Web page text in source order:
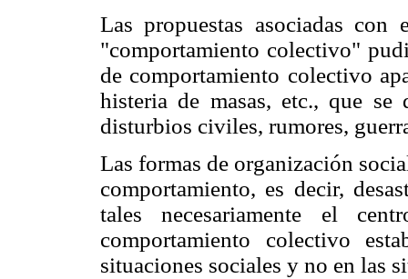
Las propuestas asociadas
"comportamiento colectivo"
de comportamiento colectivo
histeria de masas, etc., que se
disturbios civiles, rumores,
Las formas de organización
comportamiento, es decir,
tales necesariamente el
comportamiento colectivo
situaciones sociales y no en las